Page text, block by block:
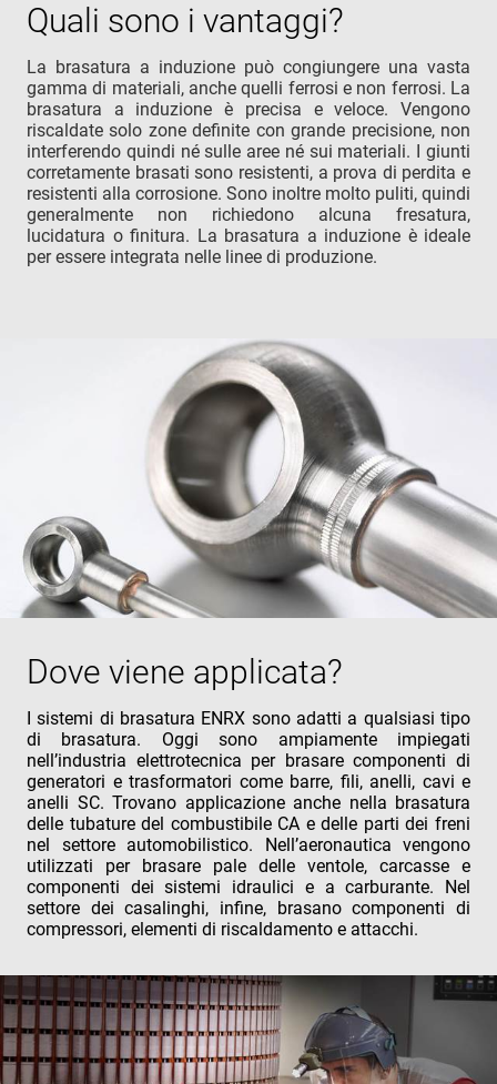
Quali sono i vantaggi?
La brasatura a induzione può congiungere una vasta
gamma di materiali, anche quelli ferrosi e non ferrosi. La
brasatura a induzione è precisa e veloce. Vengono
riscaldate solo zone definite con grande precisione, non
interferendo quindi né sulle aree né sui materiali. I giunti
corretamente brasati sono resistenti, a prova di perdita e
resistenti alla corrosione. Sono inoltre molto puliti, quindi
generalmente non richiedono alcuna fresatura,
lucidatura o finitura. La brasatura a induzione è ideale
per essere integrata nelle linee di produzione.
Dove viene applicata?
I sistemi di brasatura ENRX sono adatti a qualsiasi tipo
di brasatura. Oggi sono ampiamente impiegati
nell’industria elettrotecnica per brasare componenti di
generatori e trasformatori come barre, fili, anelli, cavi e
anelli SC. Trovano applicazione anche nella brasatura
delle tubature del combustibile CA e delle parti dei freni
nel settore automobilistico. Nell’aeronautica vengono
utilizzati per brasare pale delle ventole, carcasse e
componenti dei sistemi idraulici e a carburante. Nel
settore dei casalinghi, infine, brasano componenti di
compressori, elementi di riscaldamento e attacchi.